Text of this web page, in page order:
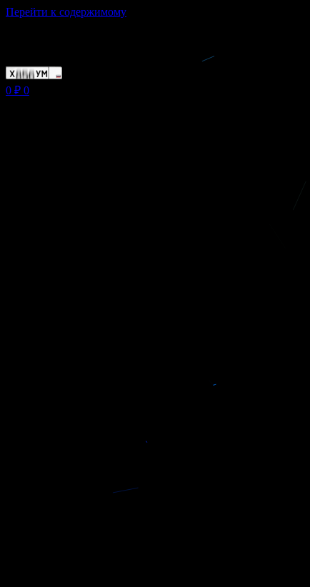
Перейти к содержимому
0 ₽ 0